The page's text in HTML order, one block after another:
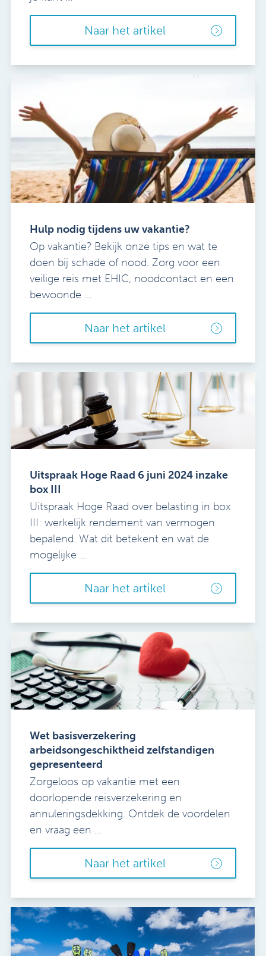
Naar het artikel
Hulp nodig tijdens uw vakantie?
Op vakantie? Bekijk onze tips en wat te
doen bij schade of nood. Zorg voor een
veilige reis met EHIC, noodcontact en een
bewoonde ...
Naar het artikel
Uitspraak Hoge Raad 6 juni 2024 inzake
box III
Uitspraak Hoge Raad over belasting in box
III: werkelijk rendement van vermogen
bepalend. Wat dit betekent en wat de
mogelijke ...
Naar het artikel
Wet basisverzekering
arbeidsongeschiktheid zelfstandigen
gepresenteerd
Zorgeloos op vakantie met een
doorlopende reisverzekering en
annuleringsdekking. Ontdek de voordelen
en vraag een ...
Naar het artikel